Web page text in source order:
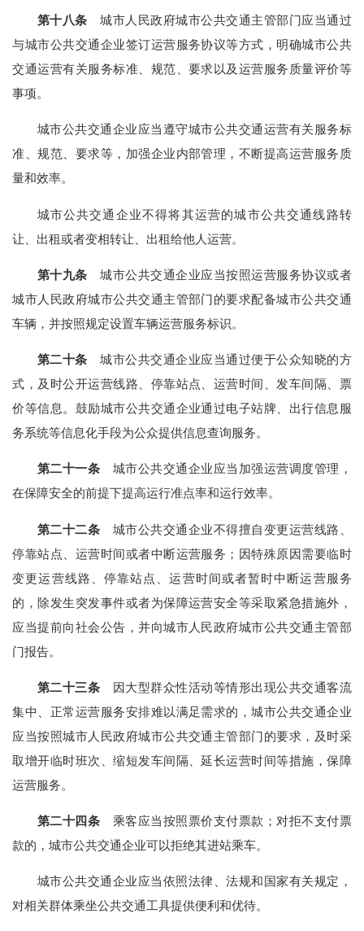
第十八条 城市人民政府城市公共交通主管部门应当通过
与城市公共交通企业签订运营服务协议等方式，明确城市公共
交通运营有关服务标准、规范、要求以及运营服务质量评价等
事项。
城市公共交通企业应当遵守城市公共交通运营有关服务标
准、规范、要求等，加强企业内部管理，不断提高运营服务质
量和效率。
城市公共交通企业不得将其运营的城市公共交通线路转
让、出租或者变相转让、出租给他人运营。
第十九条 城市公共交通企业应当按照运营服务协议或者
城市人民政府城市公共交通主管部门的要求配备城市公共交通
车辆，并按照规定设置车辆运营服务标识。
第二十条 城市公共交通企业应当通过便于公众知晓的方
式，及时公开运营线路、停靠站点、运营时间、发车间隔、票
价等信息。鼓励城市公共交通企业通过电子站牌、出行信息服
务系统等信息化手段为公众提供信息查询服务。
第二十一条 城市公共交通企业应当加强运营调度管理，
在保障安全的前提下提高运行准点率和运行效率。
第二十二条 城市公共交通企业不得擅自变更运营线路、
停靠站点、运营时间或者中断运营服务；因特殊原因需要临时
变更运营线路、停靠站点、运营时间或者暂时中断运营服务
的，除发生突发事件或者为保障运营安全等采取紧急措施外，
应当提前向社会公告，并向城市人民政府城市公共交通主管部
门报告。
第二十三条 因大型群众性活动等情形出现公共交通客流
集中、正常运营服务安排难以满足需求的，城市公共交通企业
应当按照城市人民政府城市公共交通主管部门的要求，及时采
取增开临时班次、缩短发车间隔、延长运营时间等措施，保障
运营服务。
第二十四条 乘客应当按照票价支付票款；对拒不支付票
款的，城市公共交通企业可以拒绝其进站乘车。
城市公共交通企业应当依照法律、法规和国家有关规定，
对相关群体乘坐公共交通工具提供便利和优待。